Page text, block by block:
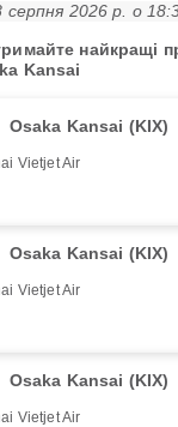
серпня 2026 р. о
найкращі
Kansai
Osaka Kansai (KIX)
Vietjet Air
Osaka Kansai (KIX)
Vietjet Air
Osaka Kansai (KIX)
Vietjet Air